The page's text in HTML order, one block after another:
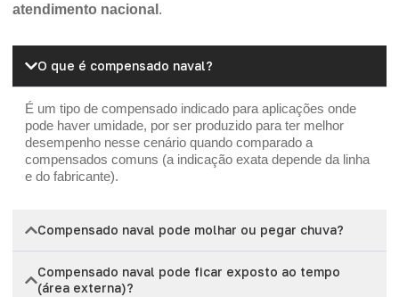
atendimento nacional .
O que é compensado naval?
É um tipo de compensado indicado para aplicações onde
pode haver umidade, por ser produzido para ter melhor
desempenho nesse cenário quando comparado a
compensados comuns (a indicação exata depende da linha
e do fabricante).
Compensado naval pode molhar ou pegar chuva?
Compensado naval pode ficar exposto ao tempo
(área externa)?